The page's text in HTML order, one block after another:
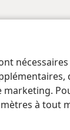
nécessaires
marketing.
à tout
à cause ».
JW.ORG Se